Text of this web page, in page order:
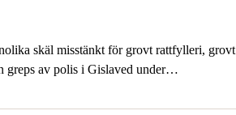
skäl misstänkt för grovt rattfylleri, grovt
greps av polis i Gislaved under